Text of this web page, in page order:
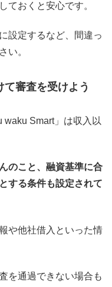
ておくと安心です。
設定するなど、間違っ
い。
審査を受けよう
waku Smart」は収入以
のこと、融資基準に合
する条件も設定されて
や他社借入といった情
を通過できない場合も